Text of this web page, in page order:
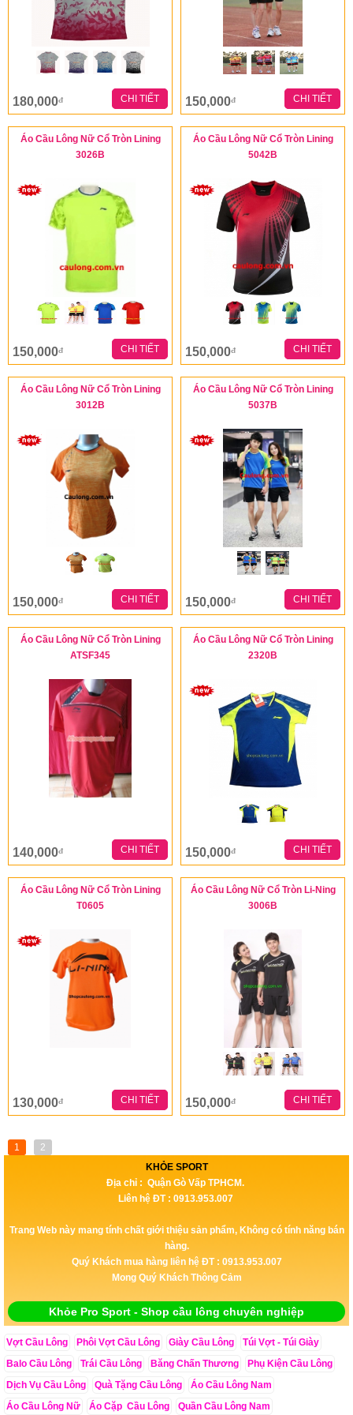
180,000đ CHI TIẾT 150,000đ CHI TIẾT
Áo Cầu Lông Nữ Cổ Tròn Lining
3026B
150,000đ CHI TIẾT
Áo Cầu Lông Nữ Cổ Tròn Lining
5042B
150,000đ CHI TIẾT
Áo Cầu Lông Nữ Cổ Tròn Lining
3012B
150,000đ CHI TIẾT
Áo Cầu Lông Nữ Cổ Tròn Lining
5037B
150,000đ CHI TIẾT
Áo Cầu Lông Nữ Cổ Tròn Lining
ATSF345
140,000đ CHI TIẾT
Áo Cầu Lông Nữ Cổ Tròn Lining
2320B
150,000đ CHI TIẾT
Áo Cầu Lông Nữ Cổ Tròn Lining
T0605
130,000đ CHI TIẾT
Áo Cầu Lông Nữ Cổ Tròn Li-Ning
3006B
150,000đ CHI TIẾT
1
2
KHỎE SPORT
Địa chỉ : Quận Gò Vấp TPHCM.
Liên hệ ĐT : 0913.953.007
Trang Web này mang tính chất giới thiệu sản phẩm, Không có tính năng bán
hàng.
Quý Khách mua hàng liên hệ ĐT : 0913.953.007
Mong Quý Khách Thông Cảm
Khỏe Pro Sport - Shop cầu lông chuyên nghiệp
Vợt Cầu Lông Phôi Vợt Cầu Lông Giày Cầu Lông
Túi Vợt - Túi Giày
Balo Cầu Lông
Trái Cầu Lông Băng Chấn Thương
Phụ Kiện Cầu Lông
Dịch Vụ Cầu Lông
Quà Tặng Cầu Lông
Áo Cầu Lông Nam
Áo Cầu Lông Nữ
Áo Cặp Cầu Lông
Quần Cầu Lông Nam